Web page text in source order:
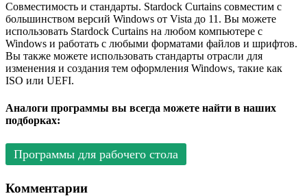
Совместимость и стандарты. Stardock Curtains совместим с
большинством версий Windows от Vista до 11. Вы можете
использовать Stardock Curtains на любом компьютере с
Windows и работать с любыми форматами файлов и шрифтов.
Вы также можете использовать стандарты отрасли для
изменения и создания тем оформления Windows, такие как
ISO или UEFI.
Аналоги программы вы всегда можете найти в наших
подборках:
Программы для рабочего стола
Комментарии